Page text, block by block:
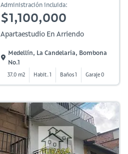
Administración incluida:
$1,100,000
Apartaestudio En Arriendo
Medellín, La Candelaria, Bombona
No.1
37.0 m2 Habit. 1 Baños 1 Garaje 0